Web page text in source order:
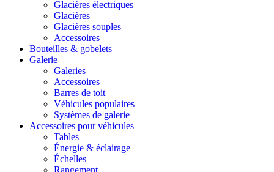
Glacières électriques
Glacières
Glacières souples
Accessoires
Bouteilles & gobelets
Galerie
Galeries
Accessoires
Barres de toit
Véhicules populaires
Systèmes de galerie
Accessoires pour véhicules
Tables
Énergie & éclairage
Échelles